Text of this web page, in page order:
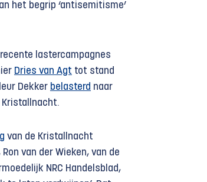
het begrip ‘antisemitisme’
lastercampagnes
Dries van Agt tot stand
Dekker belasterd naar
Kristallnacht.
van de Kristallnacht
van der Wieken, van de
NRC Handelsblad,